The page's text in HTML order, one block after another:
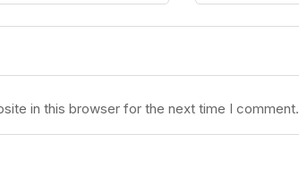
in this browser for the next time I comment.